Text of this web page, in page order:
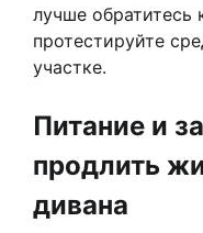
лучше обратитесь
протестируйте
участке.
Питание и
продлить
дивана